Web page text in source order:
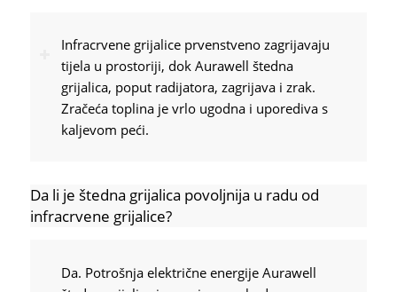
Infracrvene grijalice prvenstveno zagrijavaju
tijela u prostoriji, dok Aurawell štedna
grijalica, poput radijatora, zagrijava i zrak.
Zračeća toplina je vrlo ugodna i uporediva s
kaljevom peći.
Da li je štedna grijalica povoljnija u radu od
infracrvene grijalice?
Da. Potrošnja električne energije Aurawell